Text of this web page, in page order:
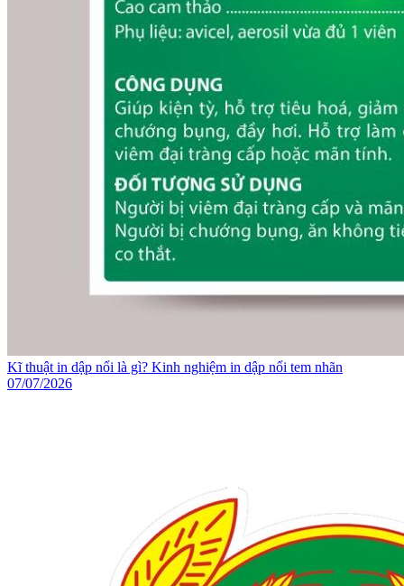
Kĩ thuật in dập nổi là gì? Kinh nghiệm in dập nổi tem nhãn
07/07/2026